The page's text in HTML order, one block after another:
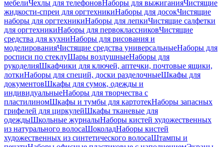
мебелиЧехлы для телефоновНаборы для выжиганияЧистящие
жидкости-спреи для оргтехникиНаборы для досокЧистящие
наборы для оргтехникиНаборы для лепкиЧистящие салфетки
для оргтехникиНаборы для первоклассниковЧистящие
средства для кухниНаборы для рисования и
моделированияЧистящие средства универсальныеНаборы для
росписи по стеклуШары воздушныеНаборы для
рукоделияШкафчики для ключей, аптечки, почтовые ящики,
лоткиНаборы для специй, доски разделочныеШкафы для
документовШкафы для сумок, одежды и
индивидуальныеНаборы для творчества с
пластилиномШкафы и тумбы для картотекНаборы запасных
грифелей для циркулейШкафы тканевые для
одеждыШкольные журналыНаборы кистей художественных
из натурального волосаШоколадНаборы кистей
художественных из синтетического волосаШтампы и